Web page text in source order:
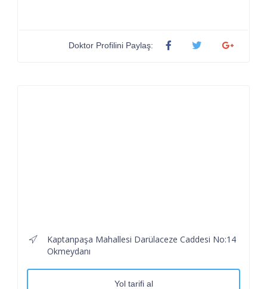
Doktor Profilini Paylaş:
Kaptanpaşa Mahallesi Darülaceze Caddesi No:14
Okmeydanı
Yol tarifi al